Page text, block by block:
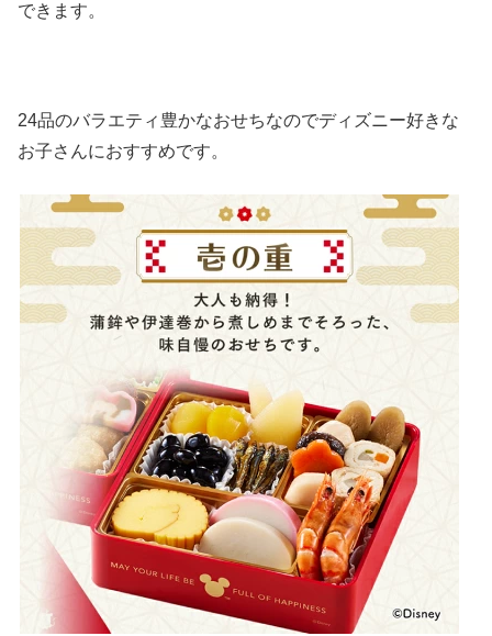
できます。
24品のバラエティ豊かなおせちなのでディズニー好きな
お子さんにおすすめです。